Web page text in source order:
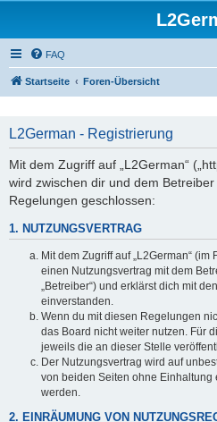
FAQ
Startseite Foren-Übersicht
L2German - Registrierung
Mit dem Zugriff auf „L2German“
wird zwischen dir und dem
Regelungen geschlossen:
1. NUTZUNGSVERTRAG
Mit dem Zugriff auf „L2German“
einen Nutzungsvertrag mit dem
„Betreiber“) und erklärst dich mit
einverstanden.
Wenn du mit diesen Regelungen
das Board nicht weiter nutzen. Für
jeweils die an dieser Stelle
Der Nutzungsvertrag wird auf
von beiden Seiten ohne Einhaltung
werden.
2. EINRÄUMUNG VON